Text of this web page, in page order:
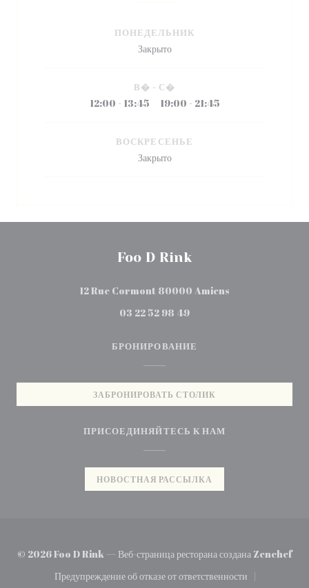
ПОНЕДЕЛЬНИК
Закрыто
В� - С�
12:00 - 13:45 19:00 - 21:45
ВОСКРЕСЕНЬЕ
Закрыто
Foo D Rink
12 Rue Cormont 80000 Amiens
03 22 52 98 49
БРОНИРОВАНИЕ
ЗАБРОНИРОВАТЬ СТОЛИК
ПРИСОЕДИНЯЙТЕСЬ К НАМ
НОВОСТНАЯ РАССЫЛКА
© 2026 Foo D Rink — Веб-страница ресторана создана Zenchef
Предупреждение об отказе от ответственности
((открывается в новом окне))